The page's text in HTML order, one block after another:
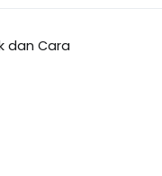
dan Cara